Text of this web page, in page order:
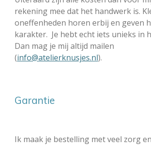
rekening mee dat het handwerk is.
oneffenheden horen erbij en geven
karakter. Je hebt echt iets unieks in
Dan mag je mij altijd mailen
(info@atelierknusjes.nl).
Garantie
Ik maak je bestelling met veel zorg